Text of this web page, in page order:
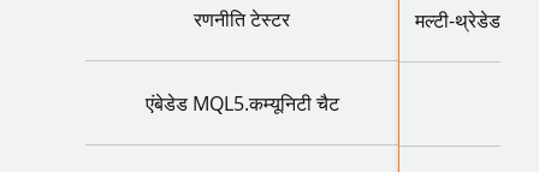
रणनीति टेस्टर
एंबेडेड MQL5.कम्यूनिटी चैट
मल्टी-थ्रेडेड +